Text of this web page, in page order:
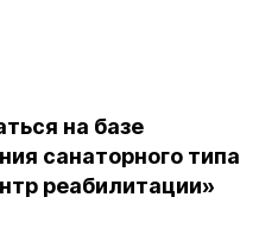
на базе
санаторного типа
реабилитации»